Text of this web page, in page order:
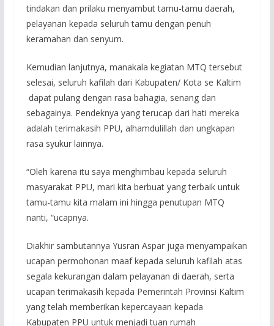
tindakan dan prilaku menyambut tamu-tamu daerah,
pelayanan kepada seluruh tamu dengan penuh
keramahan dan senyum.
Kemudian lanjutnya, manakala kegiatan MTQ tersebut
selesai, seluruh kafilah dari Kabupaten/ Kota se Kaltim
dapat pulang dengan rasa bahagia, senang dan
sebagainya. Pendeknya yang terucap dari hati mereka
adalah terimakasih PPU, alhamdulillah dan ungkapan
rasa syukur lainnya.
“Oleh karena itu saya menghimbau kepada seluruh
masyarakat PPU, mari kita berbuat yang terbaik untuk
tamu-tamu kita malam ini hingga penutupan MTQ
nanti, “ucapnya.
Diakhir sambutannya Yusran Aspar juga menyampaikan
ucapan permohonan maaf kepada seluruh kafilah atas
segala kekurangan dalam pelayanan di daerah, serta
ucapan terimakasih kepada Pemerintah Provinsi Kaltim
yang telah memberikan kepercayaan kepada
Kabupaten PPU untuk menjadi tuan rumah